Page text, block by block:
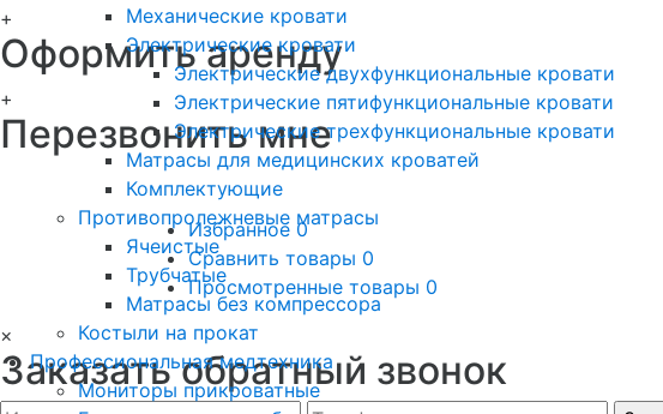
Механические кровати
Электрические кровати
Электрические двухфункциональные кровати
Электрические пятифункциональные кровати
Электрические трехфункциональные кровати
Матрасы для медицинских кроватей
Комплектующие
Противопролежневые матрасы
Ячеистые
Трубчатые
Матрасы без компрессора
Костыли на прокат
Профессиональная медтехника
Мониторы прикроватные
+
Оформить аренду
+
Перезвонить мне
Избранное 0
Сравнить товары 0
Просмотренные товары 0
×
Заказать обратный звонок